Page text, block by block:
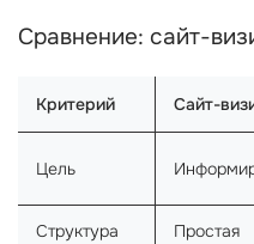
Сравнение: сайт-
Критерий Сайт-
Цель
Структура Простая